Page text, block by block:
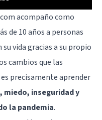
acompaño como
de 10 años a personas
vida gracias a su propio
cambios que las
precisamente aprender
inseguridad y
la pandemia.